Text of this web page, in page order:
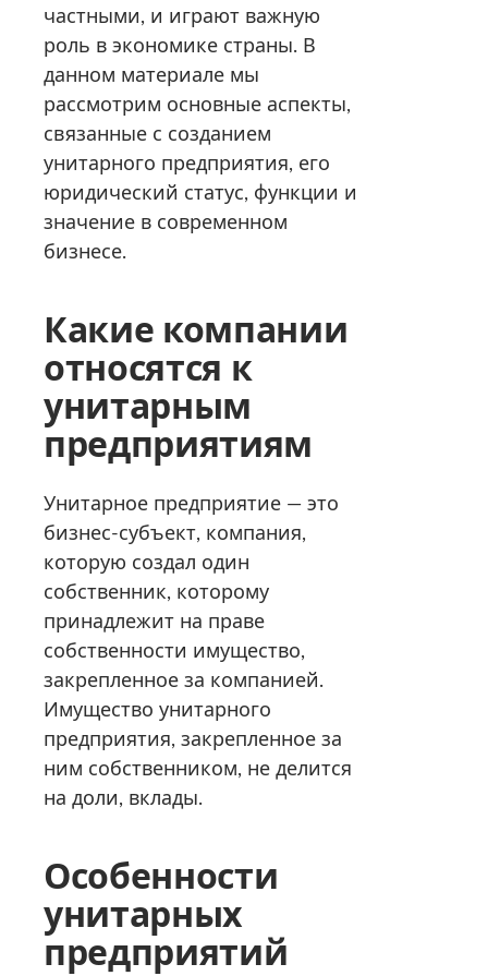
частными, и играют важную
роль в экономике страны. В
данном материале мы
рассмотрим основные аспекты,
связанные с созданием
унитарного предприятия, его
юридический статус, функции и
значение в современном
бизнесе.
Какие компании
относятся к
унитарным
предприятиям
Унитарное предприятие — это
бизнес-субъект, компания,
которую создал один
собственник, которому
принадлежит на праве
собственности имущество,
закрепленное за компанией.
Имущество унитарного
предприятия, закрепленное за
ним собственником, не делится
на доли, вклады.
Особенности
унитарных
предприятий